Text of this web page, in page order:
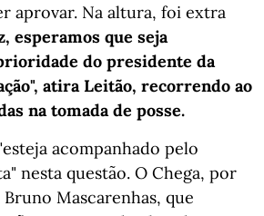
aprovar. Na altura, foi extra
esperamos que seja
do presidente da
atira Leitão, recorrendo ao
na tomada de posse.
acompanhado pelo
nesta questão. O Chega, por
Bruno Mascarenhas, que